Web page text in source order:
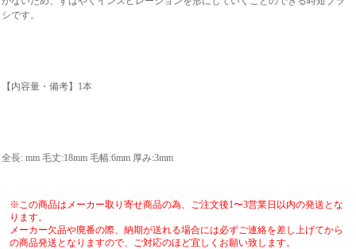
シです。
【内容量・備考】1本
全長: mm 毛丈:18mm 毛幅:6mm 厚み:3mm
※この商品はメーカー取り寄せ商品の為、ご注文後1〜3営業日以内の発送とな
ります。
メーカー欠品や廃番の際、納期が送れる場合には必ずご連絡を差し上げてから
の商品発送となりますので、ご対応のほど宜しくお願い致します。